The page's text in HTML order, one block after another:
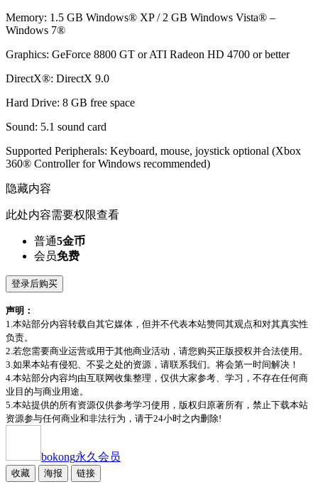
Memory: 1.5 GB Windows® XP / 2 GB Windows Vista® –
Windows 7®
Graphics: GeForce 8800 GT or ATI Radeon HD 4700 or better
DirectX®: DirectX 9.0
Hard Drive: 8 GB free space
Sound: 5.1 sound card
Supported Peripherals: Keyboard, mouse, joystick optional (Xbox
360® Controller for Windows recommended)
隐藏内容
此处内容需要权限查看
普通5金币
会员免费
登录后购买
声明：
1.本站部分内容转载自其它媒体，但并不代表本站赞同其观点和对其真实性
负责。
2.若您需要商业运营或用于其他商业活动，请您购买正版授权并合法使用。
3.如果本站有侵犯、不妥之处的资源，请联系我们。将会第一时间解决！
4.本站部分内容均由互联网收集整理，仅供大家参考、学习，不存在任何商
业目的与商业用途。
5.本站提供的所有资源仅供参考学习使用，版权归原著所有，禁止下载本站
资源参与任何商业和非法行为，请于24小时之内删除!
bokong永久会员
收藏 海报 链接